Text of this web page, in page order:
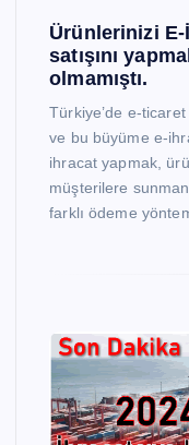
Ürünlerinizi
satışını
olmamıştı.
Türkiye’de e-
ve bu büyüme e-
ihracat yapmak,
müşterilere
farklı ödeme